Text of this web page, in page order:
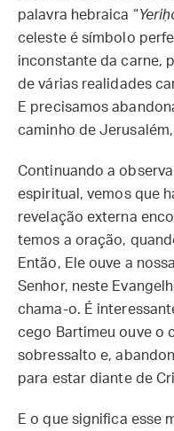
palavra hebraica “
celeste é símbolo
inconstante da carne,
de várias realidades
E precisamos
caminho de
Continuando a
espiritual, vemos que
revelação externa
temos a oração,
Então, Ele ouve a
Senhor, neste
chama-o. É
cego Bartimeu ouve o
sobressalto e,
para estar diante de
E o que significa esse